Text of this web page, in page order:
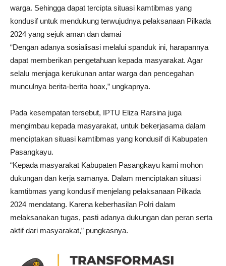
warga. Sehingga dapat tercipta situasi kamtibmas yang
kondusif untuk mendukung terwujudnya pelaksanaan Pilkada
2024 yang sejuk aman dan damai
“Dengan adanya sosialisasi melalui spanduk ini, harapannya
dapat memberikan pengetahuan kepada masyarakat. Agar
selalu menjaga kerukunan antar warga dan pencegahan
munculnya berita-berita hoax,” ungkapnya.
Pada kesempatan tersebut, IPTU Eliza Rarsina juga
mengimbau kepada masyarakat, untuk bekerjasama dalam
menciptakan situasi kamtibmas yang kondusif di Kabupaten
Pasangkayu.
“Kepada masyarakat Kabupaten Pasangkayu kami mohon
dukungan dan kerja samanya. Dalam menciptakan situasi
kamtibmas yang kondusif menjelang pelaksanaan Pilkada
2024 mendatang. Karena keberhasilan Polri dalam
melaksanakan tugas, pasti adanya dukungan dan peran serta
aktif dari masyarakat,” pungkasnya.